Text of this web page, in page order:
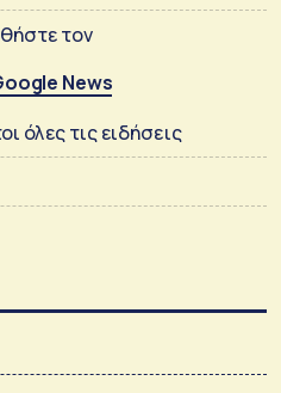
τον
News
όλες τις ειδήσεις